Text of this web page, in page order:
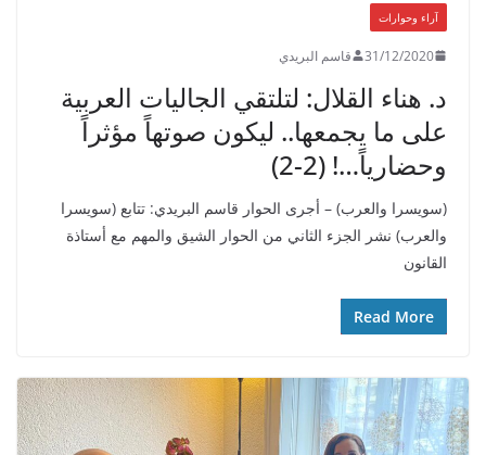
آراء وحوارات
31/12/2020 قاسم البريدي
د. هناء القلال: لتلتقي الجاليات العربية
على ما يجمعها.. ليكون صوتهاً مؤثراً
وحضارياً…! (2-2)
(سويسرا والعرب) – أجرى الحوار قاسم البريدي: تتابع (سويسرا
والعرب) نشر الجزء الثاني من الحوار الشيق والمهم مع أستاذة
القانون
Read More